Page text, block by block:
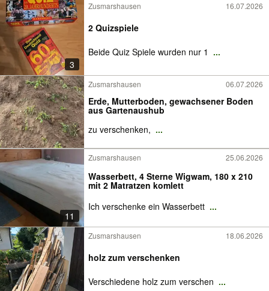
3
Zusmarshausen 16.07.2026
2 Quizspiele
Beide Quiz Spiele wurden nur 1 ...
Zusmarshausen 06.07.2026
Erde, Mutterboden, gewachsener Boden
aus Gartenaushub
zu verschenken, ...
11
Zusmarshausen 25.06.2026
Wasserbett, 4 Sterne Wigwam, 180 x 210
mit 2 Matratzen komlett
Ich verschenke ein Wasserbett ...
Zusmarshausen 18.06.2026
holz zum verschenken
Verschiedene holz zum verschen ...